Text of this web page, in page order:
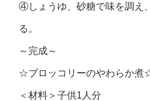
④しょうゆ、砂糖で味を調え
る。
～完成～
☆ブロッコリーのやわらか煮
＜材料＞子供1人分